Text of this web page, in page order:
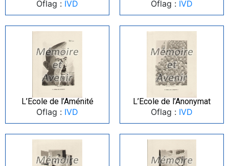
Oflag : IVD Oflag : IVD
L’Ecole de l’Aménité
Oflag : IVD
L’Ecole de l’Anonymat
Oflag : IVD